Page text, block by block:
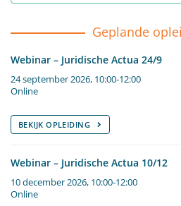
Geplande
Webinar – Juridische Actua 24/9
24 september 2026, 10:00-12:00
Online
BEKIJK OPLEIDING
Webinar – Juridische Actua 10/12
10 december 2026, 10:00-12:00
Online